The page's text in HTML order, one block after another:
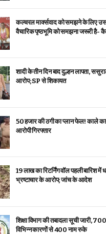
कल्चरल मार्क्सवाद को समझने के लिए
वैचारिक पृष्ठभूमि को समझना जरूरी है-
शादी के तीन दिन बाद दुल्हन लापता,
आरोप; SP से शिकायत
₹50 हजार की ठगी का प्लान फेल!
आरोपी गिरफ्तार
19 लाख का रिटर्निंग वॉल पहली बारिश में
भ्रष्टाचार के आरोप; जांच के आदेश
शिक्षा विभाग की तबादला सूची जारी,
विभिन्न कारणों से 400 नाम रुके